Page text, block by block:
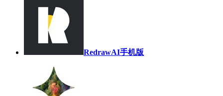
RedrawAI手机版